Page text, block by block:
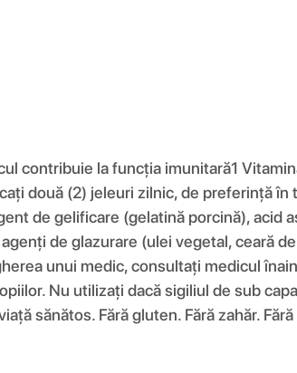
contribuie la funcția imunitară1
două (2) jeleuri zilnic, de preferință
de gelificare (gelatină porcină),
de glazurare (ulei vegetal, ceară
unui medic, consultați medicul
Nu utilizați dacă sigiliul de sub
sănătos. Fără gluten. Fără zahăr.